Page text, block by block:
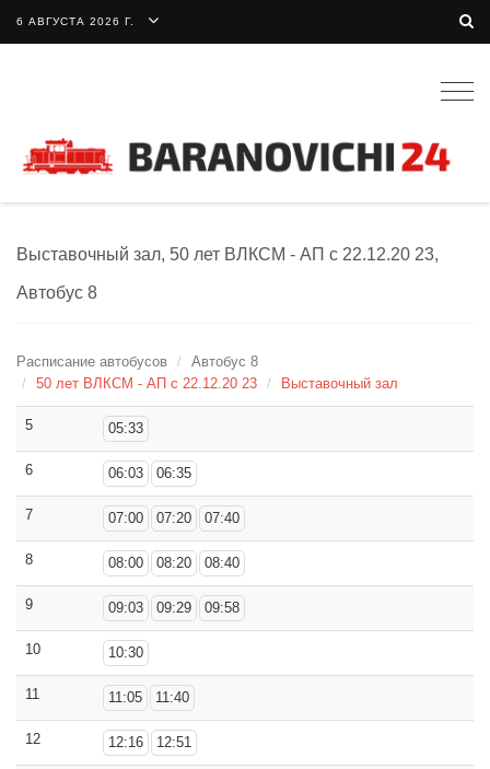
6 АВГУСТА 2026 Г.
Выставочный зал, 50 лет ВЛКСМ - АП с 22.12.20 23,
Автобус 8
Расписание автобусов
Автобус 8
50 лет ВЛКСМ - АП с 22.12.20 23
Выставочный зал
5 05:33
6 06:03 06:35
7 07:00 07:20 07:40
8 08:00 08:20 08:40
9 09:03 09:29 09:58
10 10:30
11 11:05 11:40
12 12:16 12:51